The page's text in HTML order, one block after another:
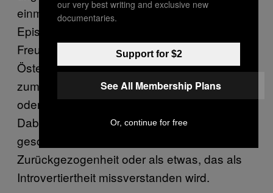
einmal in seinem Leben eine depressive
Episode. Wenn man die Angehörigen,
Freunde und Arbeitskollegen mitzählt, ist jede
Österreicherin und jeder Österreicher
zumindest einmal in seinem Leben direkt
oder indirekt mit Depressionen konfrontiert.
Dabei tarnt sich die Depression oft sehr
geschickt. Oft als schlechte Laune und
Zurückgezogenheit oder als etwas, das als
Introvertiertheit missverstanden wird.
our very best writing and exclusive new
documentaries.
Support for $2
See All Membership Plans
Or, continue for free